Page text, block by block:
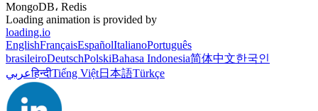
MongoDB، Redis
Loading animation is provided by
loading.io
EnglishFrançaisEspañolItalianoPortuguês
brasileiroDeutschPolskiBahasa Indonesia简体中文한국인
عربيहिन्दीTiếng Việt日本語Türkçe